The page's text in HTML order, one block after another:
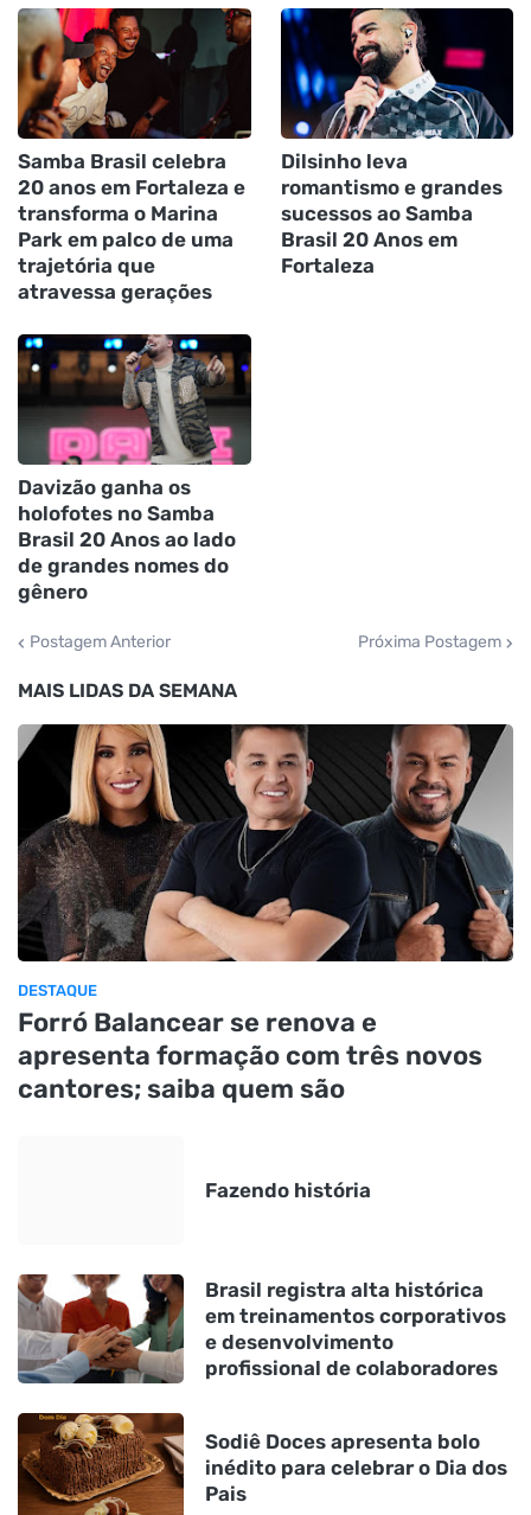
Samba Brasil celebra
20 anos em Fortaleza e
transforma o Marina
Park em palco de uma
trajetória que
atravessa gerações
Dilsinho leva
romantismo e grandes
sucessos ao Samba
Brasil 20 Anos em
Fortaleza
Davizão ganha os
holofotes no Samba
Brasil 20 Anos ao lado
de grandes nomes do
gênero
Postagem Anterior Próxima Postagem
MAIS LIDAS DA SEMANA
DESTAQUE
Forró Balancear se renova e
apresenta formação com três novos
cantores; saiba quem são
Fazendo história
Brasil registra alta histórica
em treinamentos corporativos
e desenvolvimento
profissional de colaboradores
Sodiê Doces apresenta bolo
inédito para celebrar o Dia dos
Pais